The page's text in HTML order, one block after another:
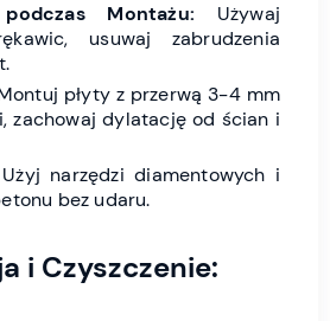
Montażu: Używaj
usuwaj zabrudzenia
płyty z przerwą 3-4 mm
zachowaj dylatację od ścian i
Użyj narzędzi diamentowych i
bez udaru.
i Czyszczenie: